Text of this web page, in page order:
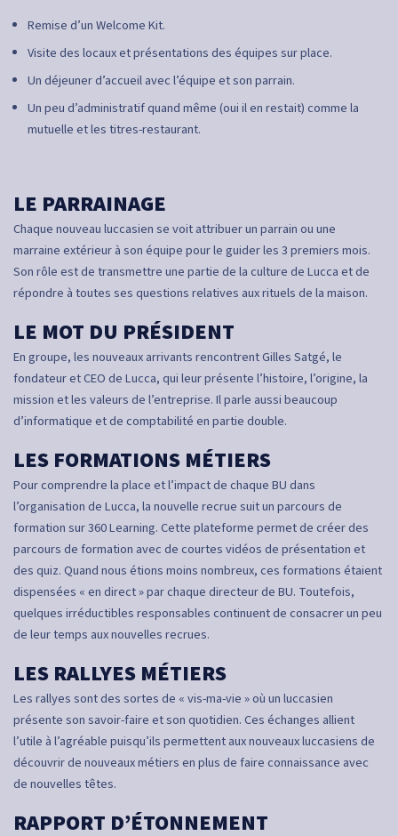
Remise d’un Welcome Kit.
Visite des locaux et présentations des équipes sur place.
Un déjeuner d’accueil avec l’équipe et son parrain.
Un peu d’administratif quand même (oui il en restait) comme la
mutuelle et les titres-restaurant.
LE PARRAINAGE
Chaque nouveau luccasien se voit attribuer un parrain ou une
marraine extérieur à son équipe pour le guider les 3 premiers mois.
Son rôle est de transmettre une partie de la culture de Lucca et de
répondre à toutes ses questions relatives aux rituels de la maison.
LE MOT DU PRÉSIDENT
En groupe, les nouveaux arrivants rencontrent Gilles Satgé, le
fondateur et CEO de Lucca, qui leur présente l’histoire, l’origine, la
mission et les valeurs de l’entreprise. Il parle aussi beaucoup
d’informatique et de comptabilité en partie double.
LES FORMATIONS MÉTIERS
Pour comprendre la place et l’impact de chaque BU dans
l’organisation de Lucca, la nouvelle recrue suit un parcours de
formation sur 360 Learning. Cette plateforme permet de créer des
parcours de formation avec de courtes vidéos de présentation et
des quiz. Quand nous étions moins nombreux, ces formations étaient
dispensées « en direct » par chaque directeur de BU. Toutefois,
quelques irréductibles responsables continuent de consacrer un peu
de leur temps aux nouvelles recrues.
LES RALLYES MÉTIERS
Les rallyes sont des sortes de « vis-ma-vie » où un luccasien
présente son savoir-faire et son quotidien. Ces échanges allient
l’utile à l’agréable puisqu’ils permettent aux nouveaux luccasiens de
découvrir de nouveaux métiers en plus de faire connaissance avec
de nouvelles têtes.
RAPPORT D’ÉTONNEMENT